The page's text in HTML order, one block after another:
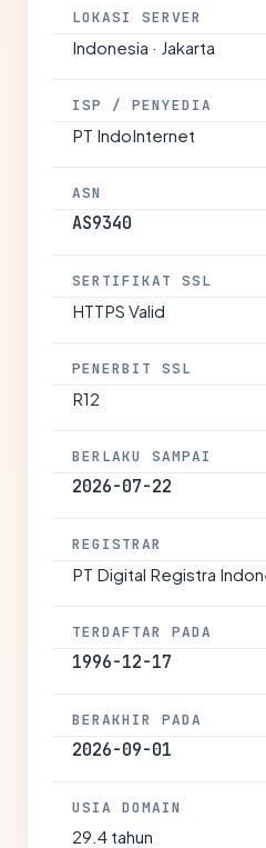
LOKASI SERVER
Indonesia · Jakarta
ISP / PENYEDIA
PT IndoInternet
ASN
AS9340
SERTIFIKAT SSL
HTTPS Valid
PENERBIT SSL
R12
BERLAKU SAMPAI
2026-07-22
REGISTRAR
PT Digital Registra
TERDAFTAR PADA
1996-12-17
BERAKHIR PADA
2026-09-01
USIA DOMAIN
29.4 tahun